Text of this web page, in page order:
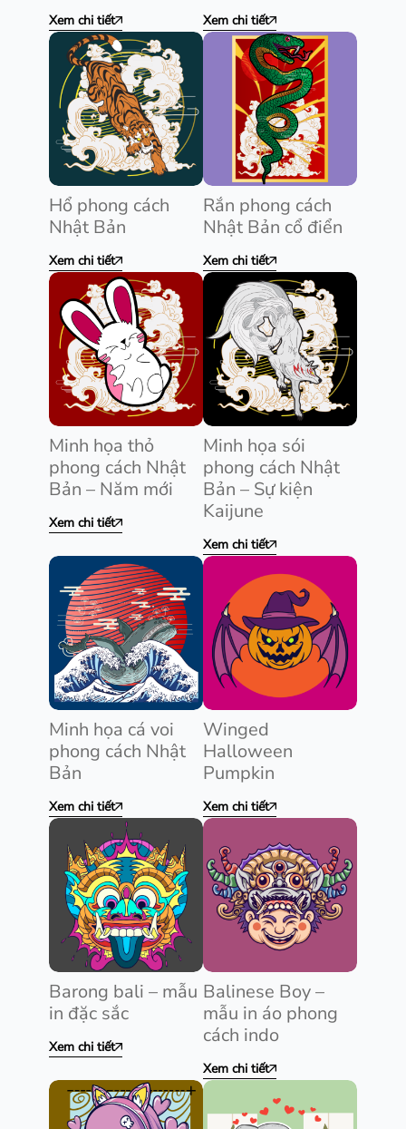
Xem chi tiết Xem chi tiết
Hổ phong cách
Nhật Bản
Xem chi tiết
Rắn phong cách
Nhật Bản cổ điển
Xem chi tiết
Minh họa thỏ
phong cách Nhật
Bản – Năm mới
Xem chi tiết
Minh họa sói
phong cách Nhật
Bản – Sự kiện
Kaijune
Xem chi tiết
Minh họa cá voi
phong cách Nhật
Bản
Xem chi tiết
Winged
Halloween
Pumpkin
Xem chi tiết
Barong bali – mẫu
in đặc sắc
Xem chi tiết
Balinese Boy –
mẫu in áo phong
cách indo
Xem chi tiết